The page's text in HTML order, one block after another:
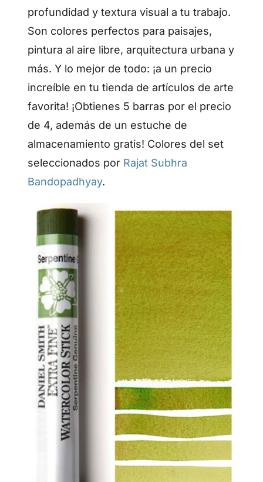
profundidad y textura visual a tu trabajo.
Son colores perfectos para paisajes,
pintura al aire libre, arquitectura urbana y
más. Y lo mejor de todo: ¡a un precio
increíble en tu tienda de artículos de arte
favorita! ¡Obtienes 5 barras por el precio
de 4, además de un estuche de
almacenamiento gratis! Colores del set
seleccionados por Rajat Subhra
Bandopadhyay.